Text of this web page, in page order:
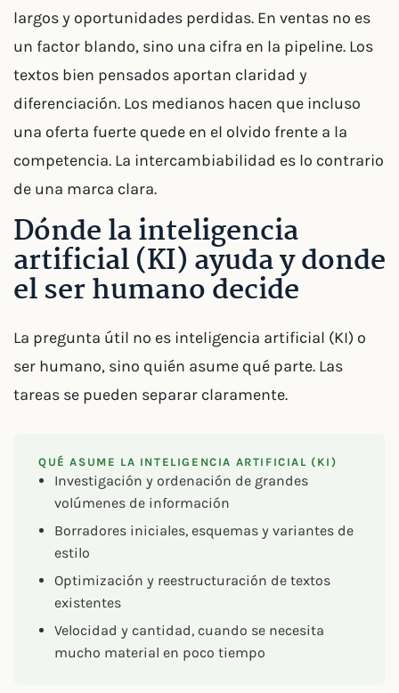
largos y oportunidades perdidas. En ventas no es
un factor blando, sino una cifra en la pipeline. Los
textos bien pensados aportan claridad y
diferenciación. Los medianos hacen que incluso
una oferta fuerte quede en el olvido frente a la
competencia. La intercambiabilidad es lo contrario
de una marca clara.
Dónde la inteligencia
artificial (KI) ayuda y donde
el ser humano decide
La pregunta útil no es inteligencia artificial (KI) o
ser humano, sino quién asume qué parte. Las
tareas se pueden separar claramente.
QUÉ ASUME LA INTELIGENCIA ARTIFICIAL (KI)
Investigación y ordenación de grandes
volúmenes de información
Borradores iniciales, esquemas y variantes de
estilo
Optimización y reestructuración de textos
existentes
Velocidad y cantidad, cuando se necesita
mucho material en poco tiempo